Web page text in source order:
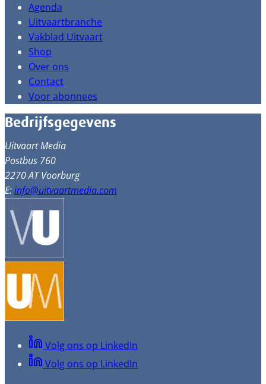
Agenda
Uitvaartbranche
Vakblad Uitvaart
Shop
Over ons
Contact
Voor abonnees
Bedrijfsgegevens
Uitvaart Media
Postbus 760
2270 AT Voorburg
E:info@uitvaartmedia.com
Volg ons op LinkedIn
Volg ons op LinkedIn